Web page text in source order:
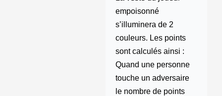
empoisonné
s’illuminera de 2
couleurs. Les points
sont calculés ainsi :
Quand une personne
touche un adversaire
le nombre de points